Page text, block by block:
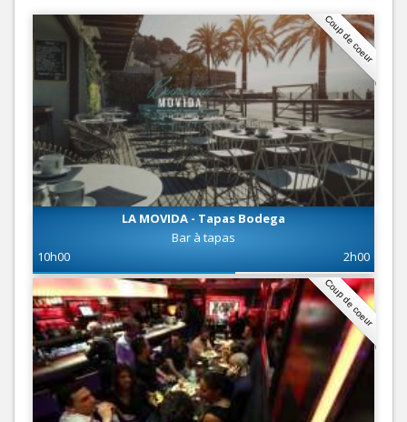
Coup de coeur
LA MOVIDA - Tapas Bodega
Bar à tapas
10h00
2h00
Coup de coeur